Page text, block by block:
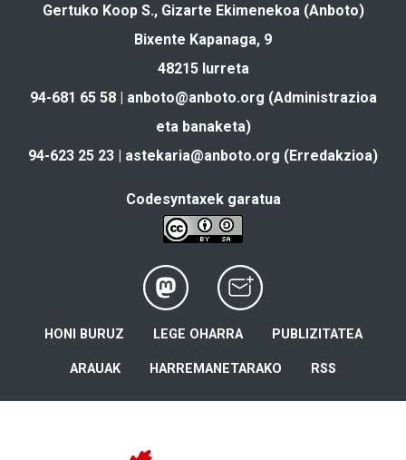
Gertuko Koop S., Gizarte Ekimenekoa (Anboto)
Bixente Kapanaga, 9
48215 Iurreta
94-681 65 58 | anboto@anboto.org (Administrazioa
eta banaketa)
94-623 25 23 | astekaria@anboto.org (Erredakzioa)
Codesyntaxek garatua
HONI BURUZ LEGE OHARRA PUBLIZITATEA
ARAUAK HARREMANETARAKO RSS